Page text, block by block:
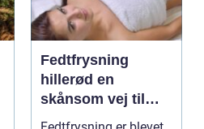
Fedtfrysning
hillerød en
skånsom vej til
reduktion af lokale